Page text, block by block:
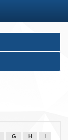
G H